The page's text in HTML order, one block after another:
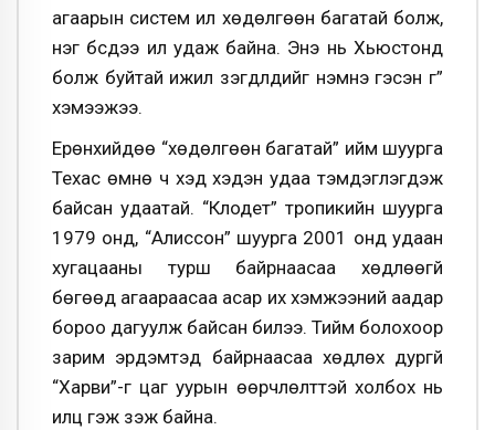
агаарын систем илүү хөдөлгөөн багатай болж,
нэг бүсдээ илүү удаж байна. Энэ нь Хьюстонд
болж буйтай ижил үзэгдлүүдийг нэмнэ гэсэн үг”
хэмээжээ.
Ерөнхийдөө “хөдөлгөөн багатай” ийм шуурга
Техас өмнө ч хэд хэдэн удаа тэмдэглэгдэж
байсан удаатай. “Клодет” тропикийн шуурга
1979 онд, “Алиссон” шуурга 2001 онд удаан
хугацааны турш байрнаасаа хөдлөөгүй
бөгөөд агаараасаа асар их хэмжээний аадар
бороо дагуулж байсан билээ. Тийм болохоор
зарим эрдэмтэд байрнаасаа хөдлөх дургүй
“Харви”-г цаг уурын өөрчлөлттэй холбох нь
илүүц гэж үзэж байна.